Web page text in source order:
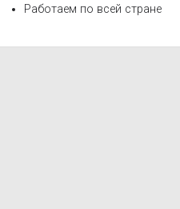
Работаем по всей стране